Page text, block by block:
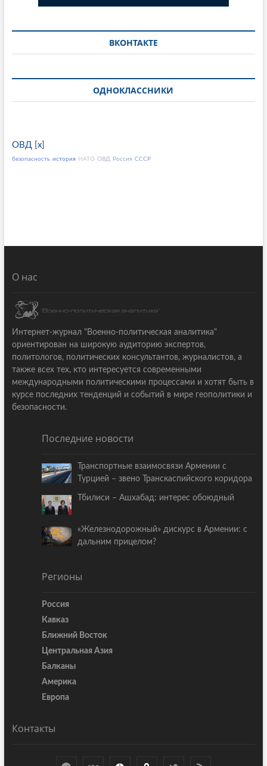
ВКОНТАКТЕ
ОДНОКЛАССНИКИ
ОВД[ x]
безопасность история НАТО ОВД Россия СССР
О нас
Интернет-журнал "Военно-политическая аналитика"
ориентирован на широкую аудиторию экспертов,
политологов, политических консультантов, журналистов, а
также всех тех, кто интересуется современными
международными политическими процессами и хотят быть в
курсе последних тенденций и событий в мире геополитики и
безопасности.
Последние новости
Транспортные взаимосвязи Армении с
Турцией – звено Транскаспийского коридора
Тбилиси – Ашхабад: интерес обоюдный
«Железнодорожный» дискурс в Армении: с
дальним прицелом?
Регионы
Россия
Кавказ
Ближний Восток
Центральная Азия
Балканы
Америка
Европа
Контакты